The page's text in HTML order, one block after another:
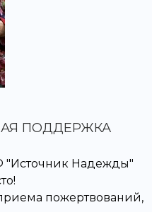
ПОДДЕРЖКА
Надежды"
пожертвований,